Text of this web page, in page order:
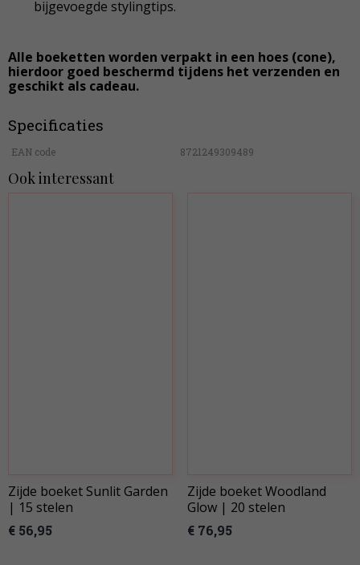
bijgevoegde stylingtips.
Alle boeketten worden verpakt in een hoes (cone),
hierdoor goed beschermd tijdens het verzenden en
geschikt als cadeau.
Specificaties
EAN code 8721249309489
Ook interessant
Zijde boeket Sunlit Garden
| 15 stelen
€ 56,95
Zijde boeket Woodland
Glow | 20 stelen
€ 76,95